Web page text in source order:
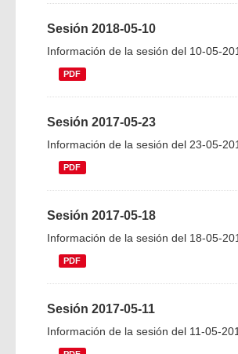
Sesión 2018-05-10
Información de la sesión del 10-05-
PDF
Sesión 2017-05-23
Información de la sesión del 23-05-
PDF
Sesión 2017-05-18
Información de la sesión del 18-05-
PDF
Sesión 2017-05-11
Información de la sesión del 11-05-